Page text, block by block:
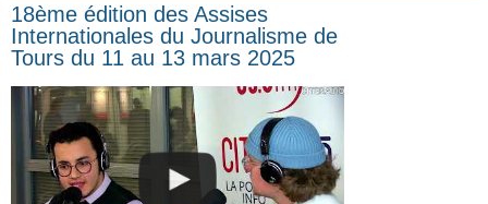
18ème édition des Assises
Internationales du Journalisme de
Tours du 11 au 13 mars 2025